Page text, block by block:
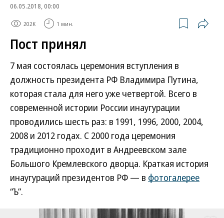
06.05.2018, 00:00
202K 1 мин.
Пост принял
7 мая состоялась церемония вступления в
должность президента РФ Владимира Путина,
которая стала для него уже четвертой. Всего в
современной истории России инаугурации
проводились шесть раз: в 1991, 1996, 2000, 2004,
2008 и 2012 годах. С 2000 года церемония
традиционно проходит в Андреевском зале
Большого Кремлевского дворца. Краткая история
инаугураций президентов РФ — в фотогалерее
“Ъ”.